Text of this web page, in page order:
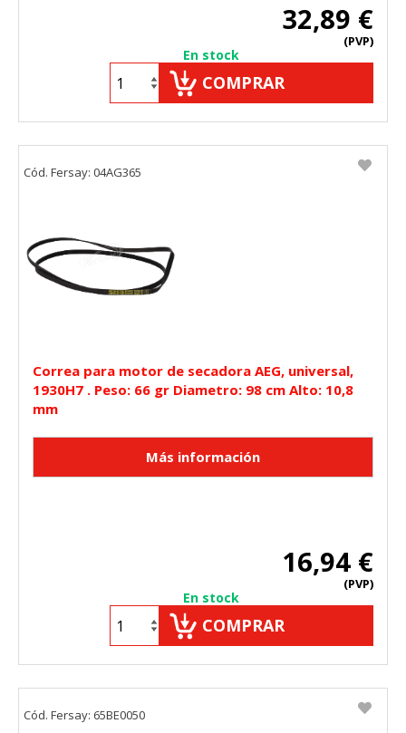
32,89 €
(PVP)
En stock
COMPRAR
Correa para motor de secadora AEG, universal,
1930H7 . Peso: 66 gr Diametro: 98 cm Alto: 10,8
mm
16,94 €
(PVP)
En stock
COMPRAR
Cód. Fersay: 04AG365
Cód. Fersay: 65BE0050